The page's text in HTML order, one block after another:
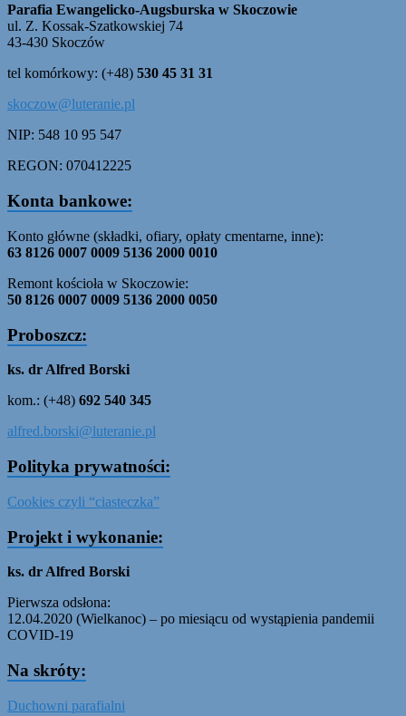
Parafia Ewangelicko-Augsburska w Skoczowie
ul. Z. Kossak-Szatkowskiej 74
43-430 Skoczów
tel komórkowy: (+48) 530 45 31 31
skoczow@luteranie.pl
NIP: 548 10 95 547
REGON: 070412225
Konta bankowe:
Konto główne (składki, ofiary, opłaty cmentarne, inne):
63 8126 0007 0009 5136 2000 0010
Remont kościoła w Skoczowie:
50 8126 0007 0009 5136 2000 0050
Proboszcz:
ks. dr Alfred Borski
kom.: (+48) 692 540 345
alfred.borski@luteranie.pl
Polityka prywatności:
Cookies czyli “ciasteczka”
Projekt i wykonanie:
ks. dr Alfred Borski
Pierwsza odsłona:
12.04.2020 (Wielkanoc) – po miesiącu od wystąpienia pandemii
COVID-19
Na skróty:
Duchowni parafialni